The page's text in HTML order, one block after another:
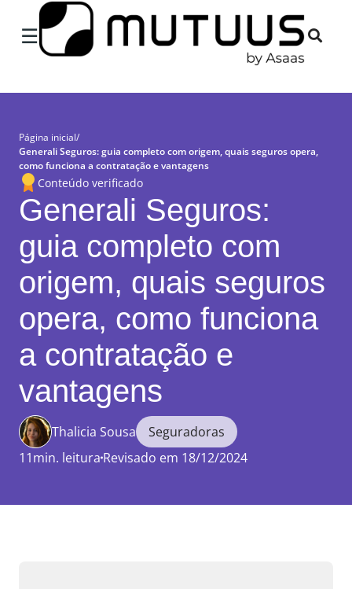
☰
Página inicial/
Generali Seguros: guia completo com origem, quais seguros opera,
como funciona a contratação e vantagens
Conteúdo verificado
Generali Seguros:
guia completo com
origem, quais seguros
opera, como funciona
a contratação e
vantagens
Thalicia Sousa
Seguradoras
11min. leitura Revisado em 18/12/2024